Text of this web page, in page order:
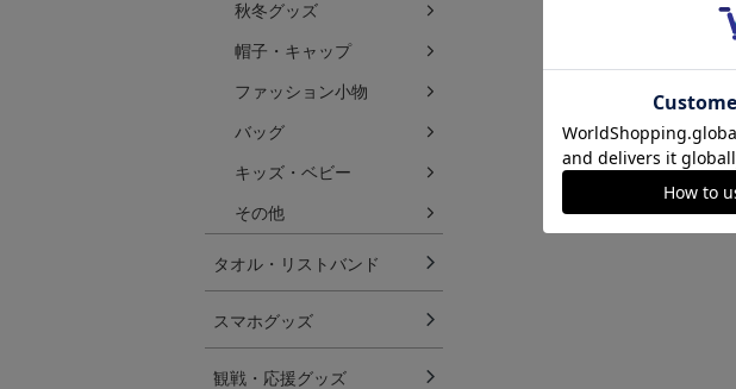
秋冬グッズ
帽子・キャップ
ファッション小物
バッグ
キッズ・ベビー
その他
タオル・リストバンド
スマホグッズ
観戦・応援グッズ